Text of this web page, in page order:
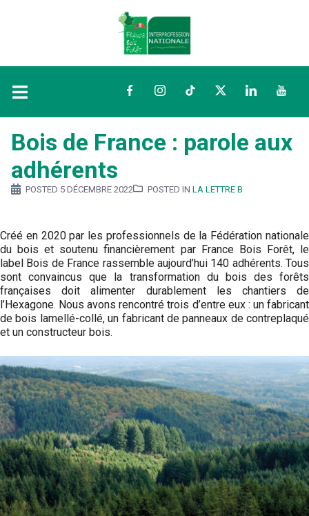
FacebookInstagramTikTokTwitterLinkedIn
Bois de France : parole aux
adhérents
POSTED 5 DÉCEMBRE 2022 POSTED IN LA LETTRE B
Créé en 2020 par les professionnels de la Fédération nationale
du bois et soutenu financièrement par France Bois Forêt, le
label Bois de France rassemble aujourd’hui 140 adhérents. Tous
sont convaincus que la transformation du bois des forêts
françaises doit alimenter durablement les chantiers de
l’Hexagone. Nous avons rencontré trois d’entre eux : un fabricant
de bois lamellé-collé, un fabricant de panneaux de contreplaqué
et un constructeur bois.